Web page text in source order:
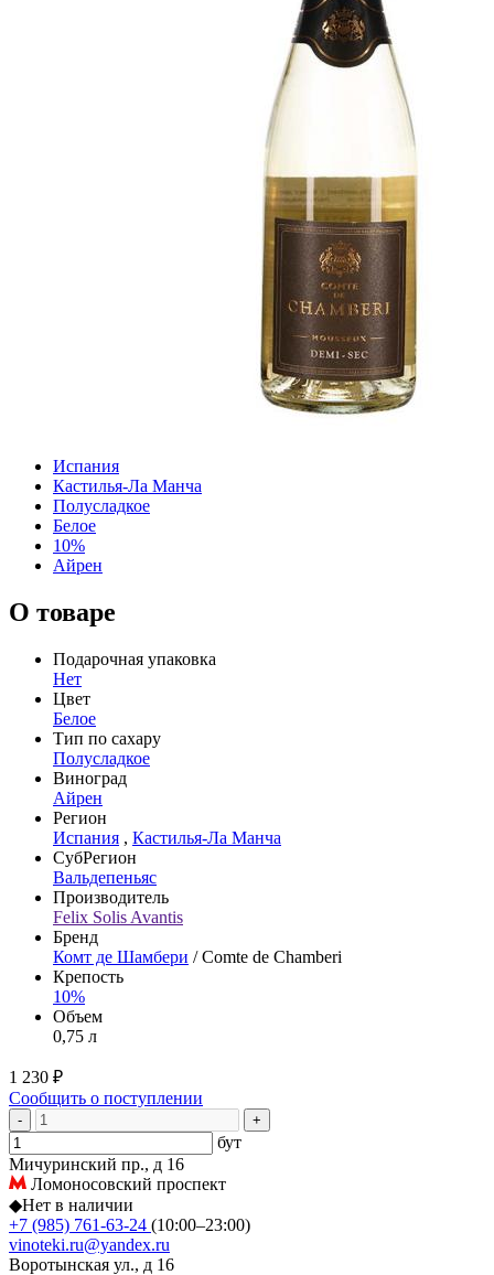
Испания
Кастилья-Ла Манча
Полусладкое
Белое
10%
Айрен
О товаре
Подарочная упаковка
Нет
Цвет
Белое
Тип по сахару
Полусладкое
Виноград
Айрен
Регион
Испания , Кастилья-Ла Манча
СубРегион
Вальдепеньяс
Производитель
Felix Solis Avantis
Бренд
Комт де Шамбери / Comte de Chamberi
Крепость
10%
Объем
0,75 л
1 230 ₽
Сообщить о поступлении
- +
бут
Мичуринский пр., д 16
Ломоносовский проспект
◆Нет в наличии
+7 (985) 761-63-24 (10:00–23:00)
vinoteki.ru@yandex.ru
Воротынская ул., д 16